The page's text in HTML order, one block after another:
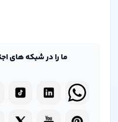
ما را در شبکه های